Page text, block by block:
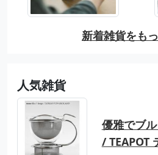
新着雑貨をも
人気雑貨
優雅でブ
/ TEAPOT